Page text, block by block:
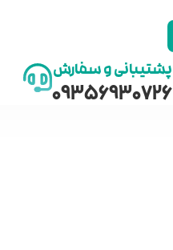
پشتیبانی و سفارش
09356930726